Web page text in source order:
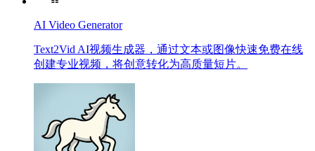
AI Video Generator
Text2Vid AI视频生成器，通过文本或图像快速免费在线
创建专业视频，将创意转化为高质量短片。